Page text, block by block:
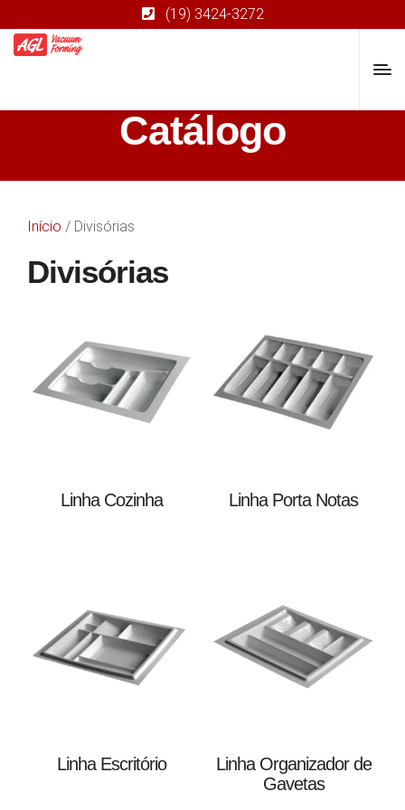
Catálogo
(19) 3424-3272
Início / Divisórias
Divisórias
Linha Cozinha Linha Porta Notas
Linha Escritório
Linha Organizador de
Gavetas
Olá, insira seus dados para continuar.